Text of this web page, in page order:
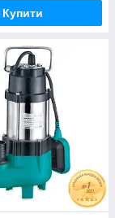
Купити